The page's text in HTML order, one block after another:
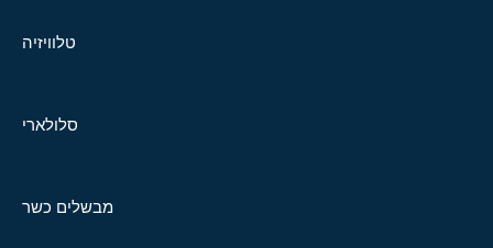
טלוויזיה
סלולארי
מבשלים כשר